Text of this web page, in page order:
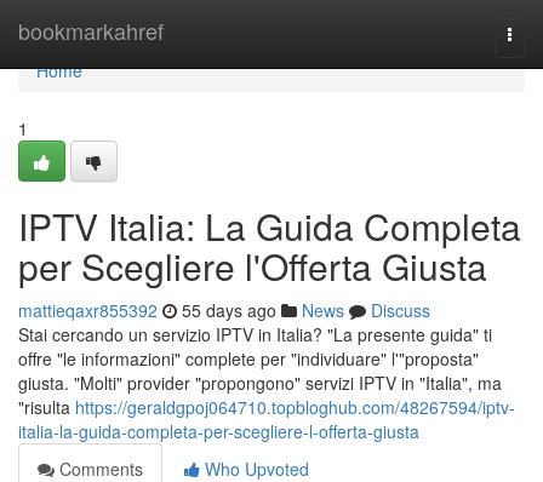
bookmarkahref
Home
Home
1
IPTV Italia: La Guida Completa
per Scegliere l'Offerta Giusta
mattieqaxr855392 55 days ago News
Discuss
Stai cercando un servizio IPTV in Italia? "La presente guida" ti
offre "le informazioni" complete per "individuare" l'"proposta"
giusta. "Molti" provider "propongono" servizi IPTV in "Italia", ma
"risulta https://geraldgpoj064710.topbloghub.com/48267594/iptv-
italia-la-guida-completa-per-scegliere-l-offerta-giusta
Comments
Who Upvoted